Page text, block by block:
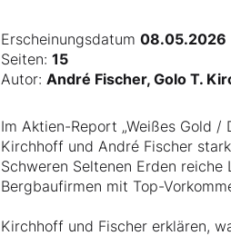
Erscheinungsdatum08.05.2026
Seiten:15
Autor:André Fischer, Golo T.
Im Aktien-Report „Weißes Gold /
Kirchhoff und André Fischer
Schweren Seltenen Erden
Bergbaufirmen mit Top-
Kirchhoff und Fischer erklären,